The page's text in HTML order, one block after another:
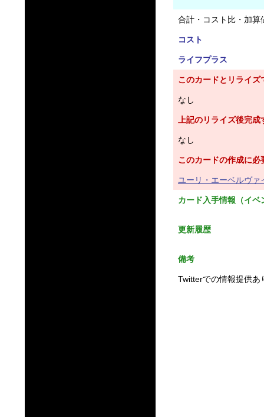
合計・コスト比・加算
コスト
ライフプラス
このカードとリライズ
なし
上記のリライズ後完
なし
このカードの作成に必
ユーリ・エーベルヴ
カード入手情報（イ
更新履歴
備考
Twitterでの情報提供あ